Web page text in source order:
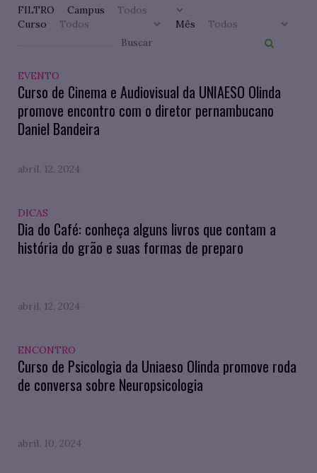
FILTRO
Campus
Curso
Mês
EVENTO
Curso de Cinema e Audiovisual da UNIAESO Olinda
promove encontro com o diretor pernambucano
Daniel Bandeira
abril. 12, 2024
DICAS
Dia do Café: conheça alguns livros que contam a
história do grão e suas formas de preparo
abril. 12, 2024
ENCONTRO
Curso de Psicologia da Uniaeso Olinda promove roda
de conversa sobre Neuropsicologia
abril. 10, 2024